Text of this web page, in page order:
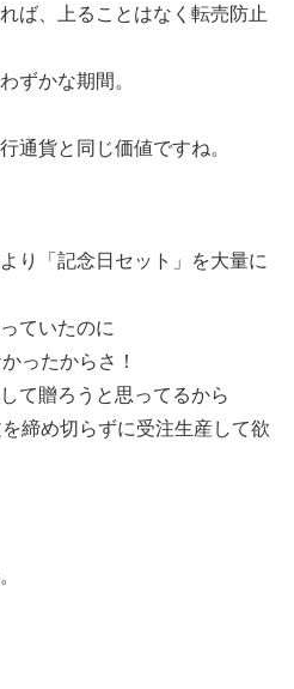
ば、上ることはなく転売防止
ずかな期間。
通貨と同じ価値ですね。
り「記念日セット」を大量に
ていたのに
ったからさ！
て贈ろうと思ってるから
締め切らずに受注生産して欲